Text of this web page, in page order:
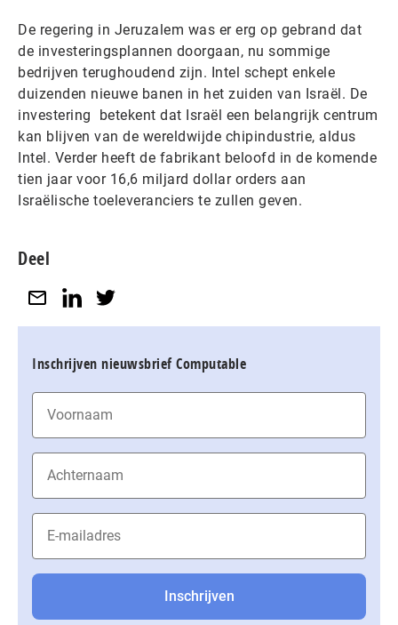
De regering in Jeruzalem was er erg op gebrand dat
de investeringsplannen doorgaan, nu sommige
bedrijven terughoudend zijn. Intel schept enkele
duizenden nieuwe banen in het zuiden van Israël. De
investering betekent dat Israël een belangrijk centrum
kan blijven van de wereldwijde chipindustrie, aldus
Intel. Verder heeft de fabrikant beloofd in de komende
tien jaar voor 16,6 miljard dollar orders aan
Israëlische toeleveranciers te zullen geven.
Deel
Inschrijven nieuwsbrief Computable